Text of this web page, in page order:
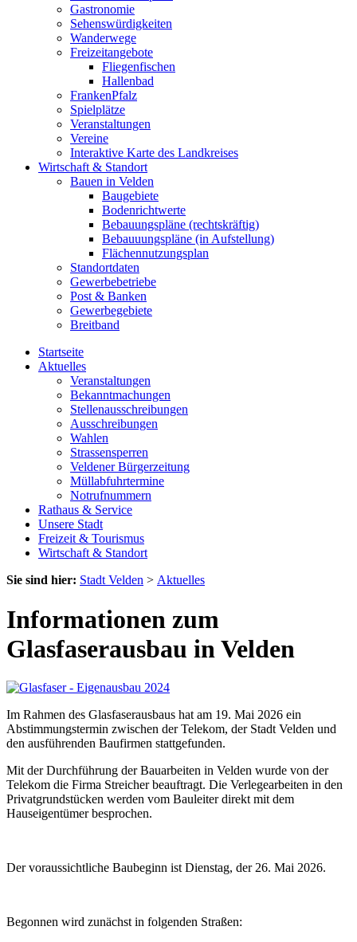
Gastronomie
Sehenswürdigkeiten
Wanderwege
Freizeitangebote
Fliegenfischen
Hallenbad
FrankenPfalz
Spielplätze
Veranstaltungen
Vereine
Interaktive Karte des Landkreises
Wirtschaft & Standort
Bauen in Velden
Baugebiete
Bodenrichtwerte
Bebauungspläne (rechtskräftig)
Bebauuungspläne (in Aufstellung)
Flächennutzungsplan
Standortdaten
Gewerbebetriebe
Post & Banken
Gewerbegebiete
Breitband
Startseite
Aktuelles
Veranstaltungen
Bekanntmachungen
Stellenausschreibungen
Ausschreibungen
Wahlen
Strassensperren
Veldener Bürgerzeitung
Müllabfuhrtermine
Notrufnummern
Rathaus & Service
Unsere Stadt
Freizeit & Tourismus
Wirtschaft & Standort
Sie sind hier: Stadt Velden > Aktuelles
Informationen zum
Glasfaserausbau in Velden
Im Rahmen des Glasfaserausbaus hat am 19. Mai 2026 ein
Abstimmungstermin zwischen der Telekom, der Stadt Velden und
den ausführenden Baufirmen stattgefunden.
Mit der Durchführung der Bauarbeiten in Velden wurde von der
Telekom die Firma Streicher beauftragt. Die Verlegearbeiten in den
Privatgrundstücken werden vom Bauleiter direkt mit dem
Hauseigentümer besprochen.
Der voraussichtliche Baubeginn ist Dienstag, der 26. Mai 2026.
Begonnen wird zunächst in folgenden Straßen: